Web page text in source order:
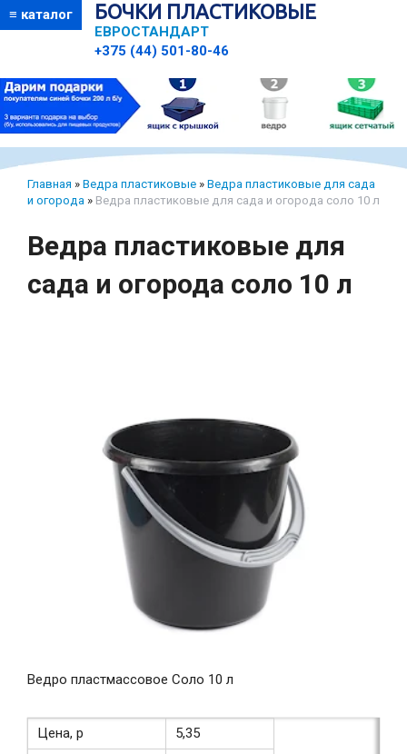
≡ каталог БОЧКИ ПЛАСТИКОВЫЕ
ЕВРОСТАНДАРТ
+375 (44) 501-80-46
Главная » Ведра пластиковые » Ведра пластиковые для сада
и огорода » Ведра пластиковые для сада и огорода соло 10 л
Ведра пластиковые для
сада и огорода соло 10 л
Ведро пластмассовое Соло 10 л
Цена, р
5,35